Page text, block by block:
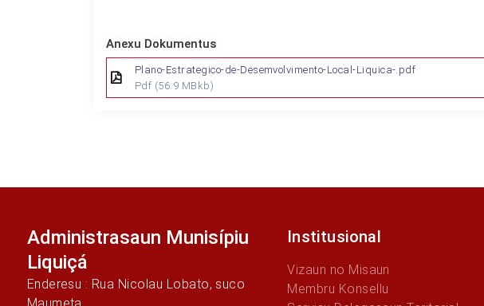
Anexu Dokumentus
Plano-Estrategico-de-Desemvolvimento-Local-Liquica-.pdf
Pdf (56.9 MBkb)
Administrasaun Munisípiu
Liquiçá
Enderesu : Rua Nicolau Lobato, suco
Institusional
Vizaun no Misaun
Membru Konsellu